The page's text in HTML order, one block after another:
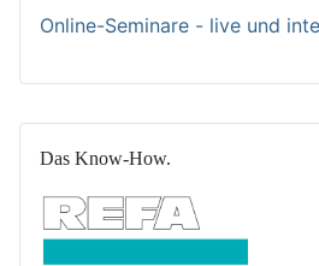
Das Know-How.
Online-Seminare - live und